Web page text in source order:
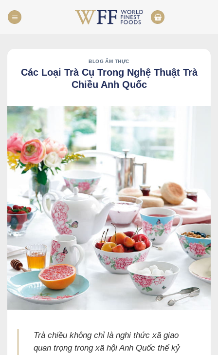
BLOG ẨM THỰC
Các Loại Trà Cụ Trong Nghệ Thuật Trà
Chiều Anh Quốc
Trà chiều không chỉ là nghi thức xã giao
quan trọng trong xã hội Anh Quốc thế kỷ